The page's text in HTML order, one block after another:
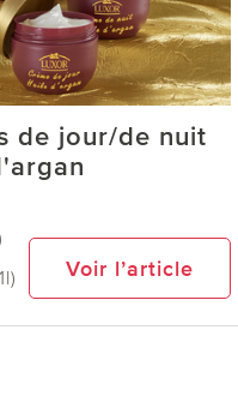
de jour/de nuit
Voir l’article